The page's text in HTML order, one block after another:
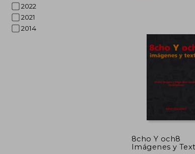
2022
2021
2014
40%
dcto.
8cho Y och8
Imágenes y